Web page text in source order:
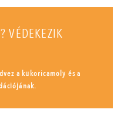
VÉDEKEZIK
a kukoricamoly és a